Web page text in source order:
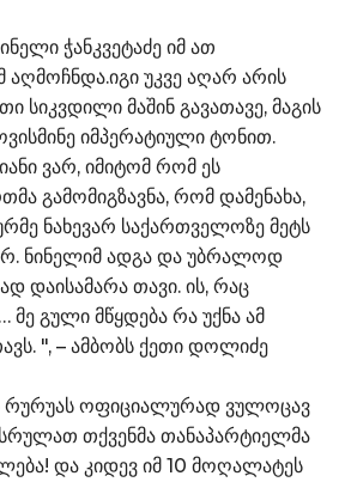
ჭანკვეტაძე იმ ათ
უკვე აღარ არის
სიკვდილი მაშინ გავათავე, მაგის
იმპერატიული ტონით.
ვარ, იმიტომ რომ ეს
გამომიგზავნა, რომ დამენახა,
ნახევარ საქართველოზე მეტს
ნინელიმ ადგა და უბრალოდ
დაისამარა თავი. ის, რაც
მე გული მწყდება რა უქნა ამ
", – ამბობს ქეთი დოლიძე
რურუას ოფიციალურად ვულოცავ
თქვენმა თანაპარტიელმა
და კიდევ იმ 10 მოღალატეს